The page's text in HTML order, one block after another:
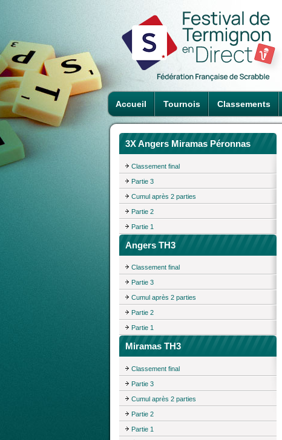
Accueil Tournois Classements
3X Angers Miramas Péronnas
Classement final
Partie 3
Cumul après 2 parties
Partie 2
Partie 1
Angers TH3
Classement final
Partie 3
Cumul après 2 parties
Partie 2
Partie 1
Miramas TH3
Classement final
Partie 3
Cumul après 2 parties
Partie 2
Partie 1